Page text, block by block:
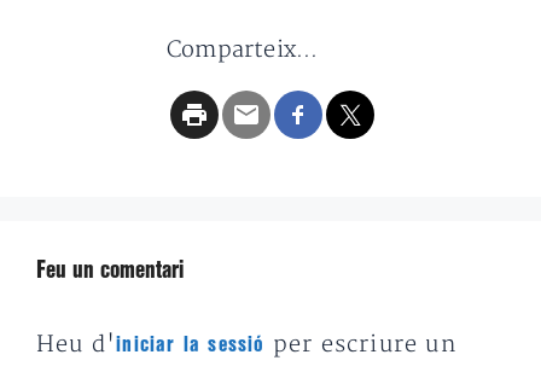
Comparteix...
Feu un comentari
Heu d'iniciar la sessió
per escriure un